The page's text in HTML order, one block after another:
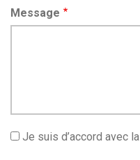
Message
Je suis d’accord avec la